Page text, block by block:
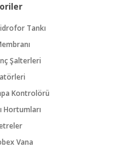
Tankı
Şalterleri
Kontrolörü
Hortumları
Vana